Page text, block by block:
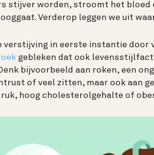
stijver worden, stroomt het bloed
Verderop leggen we uit
verstijving in eerste instantie
gebleken dat ook
bijvoorbeeld aan roken, een
of veel zitten, maar ook aan
hoog cholesterolgehalte of